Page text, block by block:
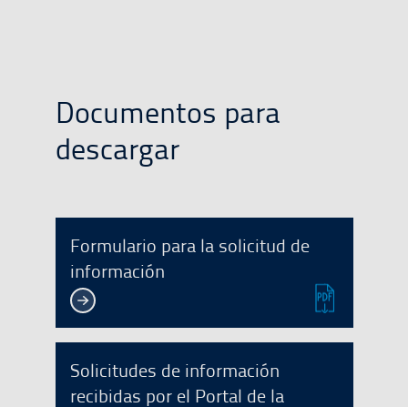
Documentos para
descargar
Formulario para la solicitud de
información
Solicitudes de información
recibidas por el Portal de la